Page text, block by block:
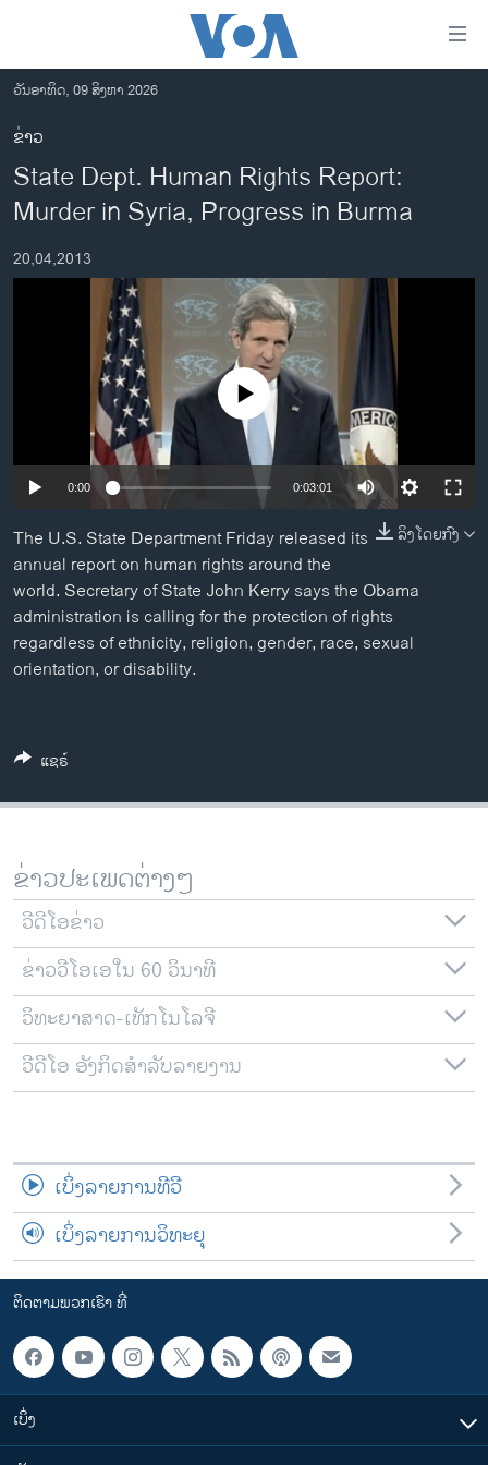
ເຂົ້າ
ຫາ
ຂ້າມ
ຂ້າມ
ຂ້າມ
ໄປ
ຫາ
ຊອກ
ອາເມຣິກາ
ການເລືອກຕັ້ງ ປະທານາທີບໍດີ ສະຫະລັດ 2024
ຂ່າວ​ຈີນ
ອິດສະຫຼະພາບດ້ານການຂ່າວ
ຊີວິດຊາວລາວ
ຊຸມຊົນຊາວລາວ
ວິທະຍາສາດ-ເທັກໂນໂລຈີ
ທຸລະກິດ
ພາສາອັງກິດ
ວີດີໂອ
ສຽງ
ວັນອາທິດ, 09 ສິງຫາ 2026
ຂ່າວ
State Dept. Human Rights Report:
Murder in Syria, Progress in Burma
20,04,2013
No media source currently available
0:00 0:03:01
ລິງໂດຍກົງ
The U.S. State Department Friday released its
annual report on human rights around the
world. Secretary of State John Kerry says the Obama
administration is calling for the protection of rights
regardless of ethnicity, religion, gender, race, sexual
orientation, or disability.
ແຊຣ໌
ຂ່າວປະເພດຕ່າງໆ
ວີດີໂອຂ່າວ
ຂ່າວວີໂອເອໃນ 60 ວິນາທີ
ວິທະຍາສາດ-ເທັກໂນໂລຈີ
ວີດີໂອ ອັງກິດສຳລັບລາຍງານ
ເບິ່ງລາຍການທີວີ
ເບິ່ງລາຍການວິທະຍຸ
ຕິດຕາມພວກເຮົາ ທີ່
ເບິ່ງ